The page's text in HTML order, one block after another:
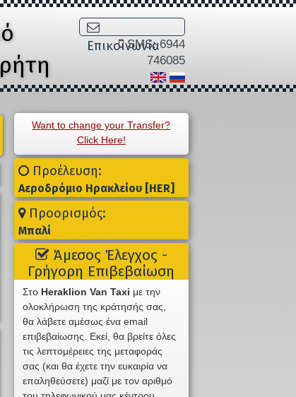
Επικοινωνία
SMS: 6944
746085
Want to change your Transfer?
Click Here!
Προέλευση:
Αεροδρόμιο Ηρακλείου [HER]
Προορισμός:
Μπαλί
Άμεσος Έλεγχος -
Γρήγορη Επιβεβαίωση
Στο Heraklion Van Taxi με την
ολοκλήρωση της κράτησής σας,
θα λάβετε αμέσως ένα email
επιβεβαίωσης. Εκεί, θα βρείτε όλες
τις λεπτομέρειες της μεταφοράς
σας (και θα έχετε την ευκαιρία να
επαληθεύσετε) μαζί με τον αριθμό